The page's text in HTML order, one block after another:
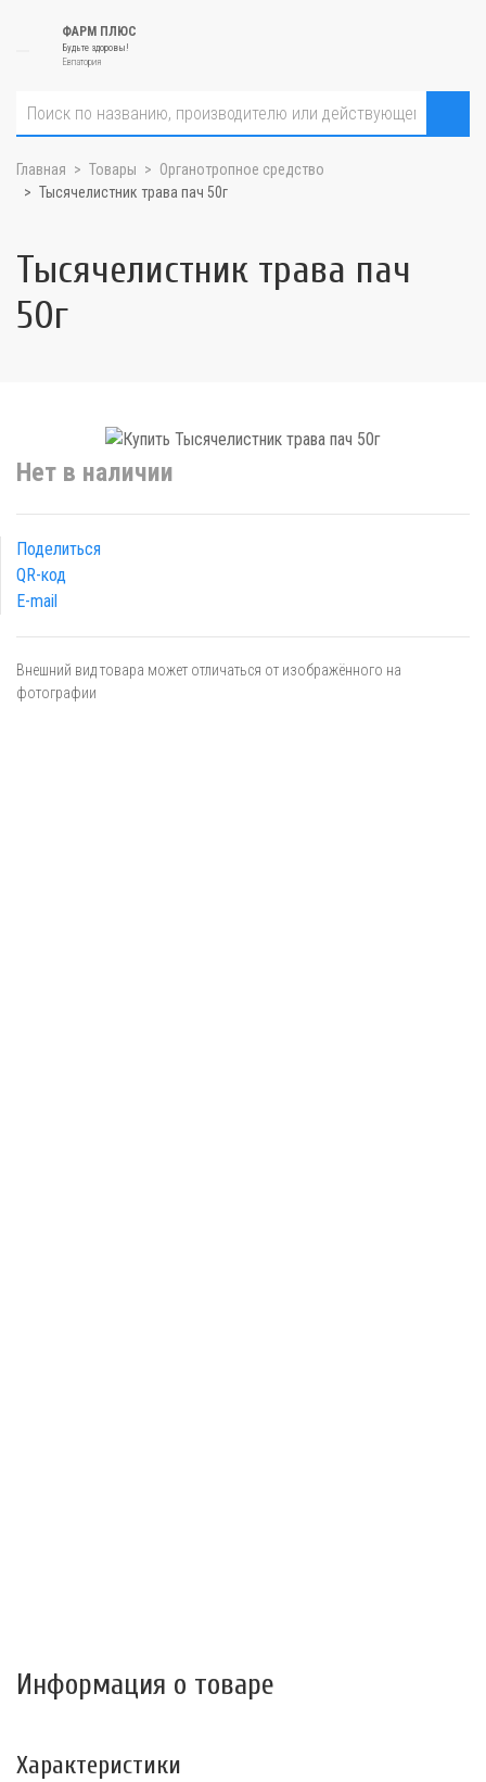
ФАРМ ПЛЮС
Будьте здоровы!
Евпатория
Главная Товары
Органотропное средство
Тысячелистник трава пач 50г
Тысячелистник трава пач
50г
Нет в наличии
Поделиться
QR-код
E-mail
Внешний вид товара может отличаться от изображённого на
фотографии
Информация о товаре
Характеристики